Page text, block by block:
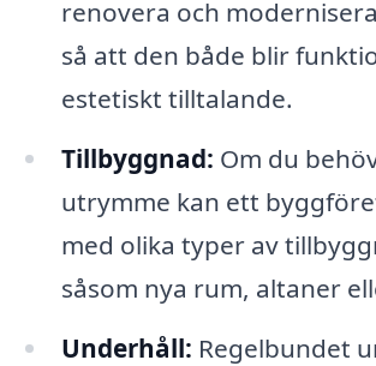
renovera och
så att den både blir
estetiskt tilltalande.
Tillbyggnad: Om du
utrymme kan ett
med olika typer av
såsom nya rum, altaner
Underhåll: Regelbundet